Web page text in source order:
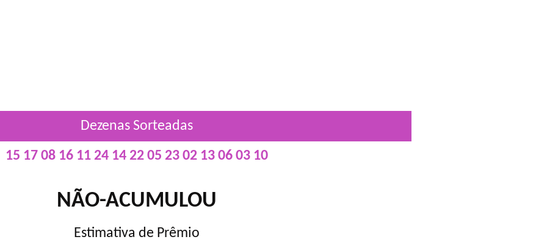
Dezenas Sorteadas
15 17 08 16 11 24 14 22 05 23 02 13 06 03 10
NÃO-ACUMULOU
Estimativa de Prêmio